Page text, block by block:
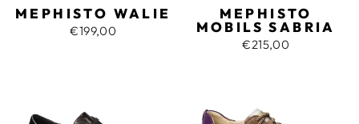
MEPHISTO WALIE
€199,00
MEPHISTO
MOBILS SABRIA
€215,00